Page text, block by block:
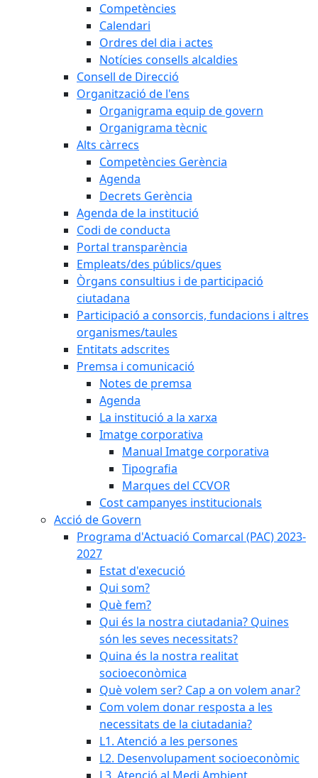
Competències
Calendari
Ordres del dia i actes
Notícies consells alcaldies
Consell de Direcció
Organització de l'ens
Organigrama equip de govern
Organigrama tècnic
Alts càrrecs
Competències Gerència
Agenda
Decrets Gerència
Agenda de la institució
Codi de conducta
Portal transparència
Empleats/des públics/ques
Òrgans consultius i de participació
ciutadana
Participació a consorcis, fundacions i altres
organismes/taules
Entitats adscrites
Premsa i comunicació
Notes de premsa
Agenda
La institució a la xarxa
Imatge corporativa
Manual Imatge corporativa
Tipografia
Marques del CCVOR
Cost campanyes institucionals
Acció de Govern
Programa d'Actuació Comarcal (PAC) 2023-
2027
Estat d'execució
Qui som?
Què fem?
Qui és la nostra ciutadania? Quines
són les seves necessitats?
Quina és la nostra realitat
socioeconòmica
Què volem ser? Cap a on volem anar?
Com volem donar resposta a les
necessitats de la ciutadania?
L1. Atenció a les persones
L2. Desenvolupament socioeconòmic